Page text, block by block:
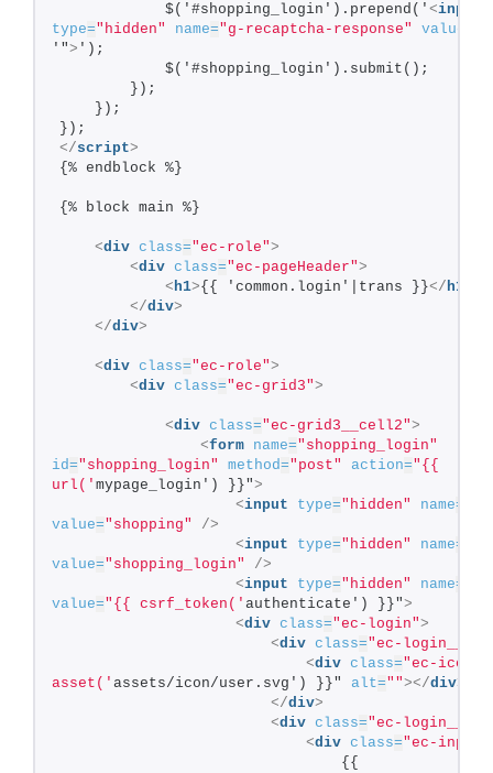
            $('#shopping_login').prepend('
<input
type="hidden" name="g-recaptcha-response" value
'"> ');
            $('#shopping_login').submit();
        });
    });
});
</script>
{% endblock %}
{% block main %}
<div class="ec-role">
<div class="ec-pageHeader">
<h1>{{ 'common.login'|trans }}</h1
</div>
</div>
<div class="ec-role">
<div class="ec-grid3">
<div class="ec-grid3__cell2">
<form name="shopping_login"
id="shopping_login" method="post" action="{{
url(' mypage_login') }}">
<input type="hidden" name=
value="shopping"
/>
<input type="hidden" name=
value="shopping_login"
/>
<input type="hidden" name=
value="{{ csrf_token(' authenticate') }}">
<div class="ec-login">
<div class="ec-
<div class="ec-icon"
asset(' assets/icon/user.svg') }}" alt=""></div>
</div>
<div class="ec-
<div class="ec-input"
                                {{